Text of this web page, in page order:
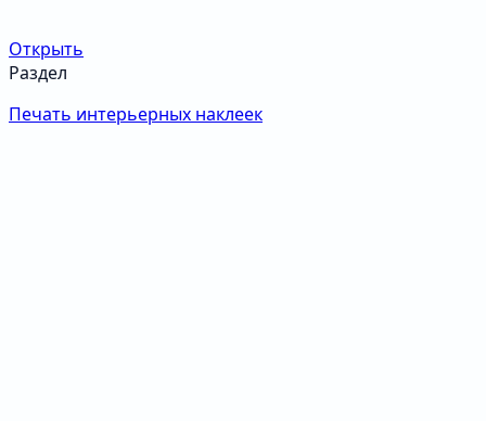
Открыть
Раздел
Печать интерьерных наклеек